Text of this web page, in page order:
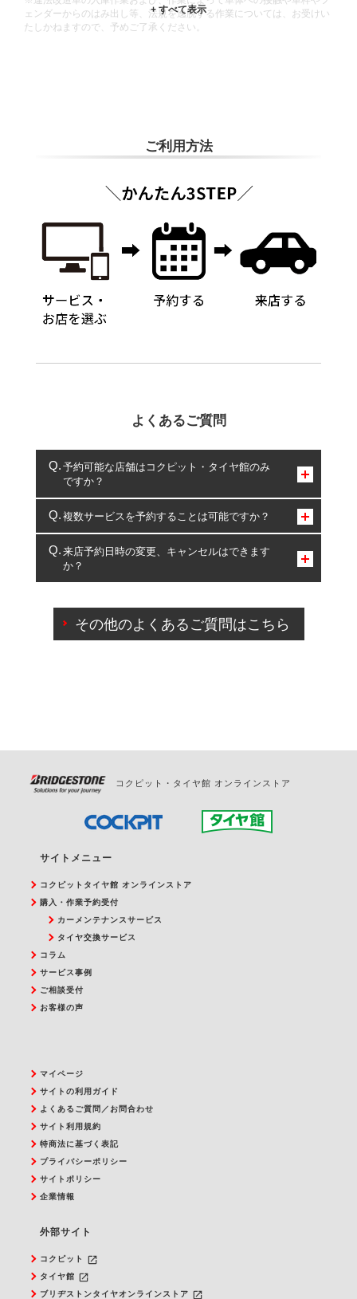
ェンダーからのはみ出し等、法規を逸脱する作業については、お受けい
たしかねますので、予めご了承ください。
ご利用方法
よくあるご質問
予約可能な店舗はコクピット・タイヤ館のみ
ですか？
コクピット・タイヤ館のみとなります。
複数サービスを予約することは可能ですか？
複数サービスのご予約は可能です。
一部の商品・サービスの組み合わせに限り、同時にご予約が
出来ないものもございます。
来店予約日時の変更、キャンセルはできます
か？
ご来店予約日の3営業日前を過ぎている場合のご予約
の日時変更につきましては、直接ご予約の店舗まで
その他のよくあるご質問はこちら
コクピット・タイヤ館 オンラインストア
サイトメニュー
コクピットタイヤ館 オンラインストア
購入・作業予約受付
カーメンテナンスサービス
タイヤ交換サービス
コラム
サービス事例
ご相談受付
お客様の声
マイページ
サイトの利用ガイド
よくあるご質問／お問合わせ
サイト利用規約
特商法に基づく表記
プライバシーポリシー
サイトポリシー
企業情報
外部サイト
コクピット launch
タイヤ館 launch
ブリヂストンタイヤオンラインストア launch